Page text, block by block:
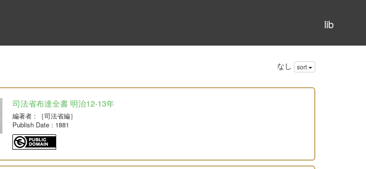
lib
なし sort
司法省布達全書 明治12-13年
編著者: ［司法省編］
Publish Date: 1881